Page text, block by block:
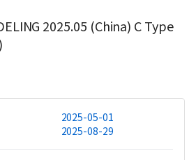
2025.05 (China) C Type
2025-05-01
2025-08-29